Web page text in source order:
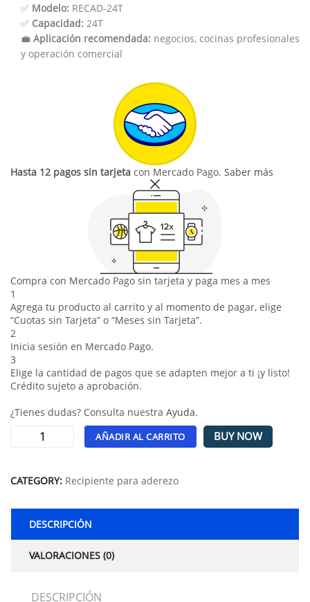
✅ Modelo: RECAD-24T
✅ Capacidad: 24T
💼 Aplicación recomendada: negocios, cocinas profesionales
y operación comercial
Hasta 12 pagos sin tarjeta con Mercado Pago. Saber más
Compra con Mercado Pago sin tarjeta y paga mes a mes
1
Agrega tu producto al carrito y al momento de pagar, elige
“Cuotas sin Tarjeta” o “Meses sin Tarjeta”.
2
Inicia sesión en Mercado Pago.
3
Elige la cantidad de pagos que se adapten mejor a ti ¡y listo!
Crédito sujeto a aprobación.
¿Tienes dudas? Consulta nuestra Ayuda.
AÑADIR AL CARRITO BUY NOW
CATEGORY: Recipiente para aderezo
DESCRIPCIÓN
VALORACIONES (0)
DESCRIPCIÓN